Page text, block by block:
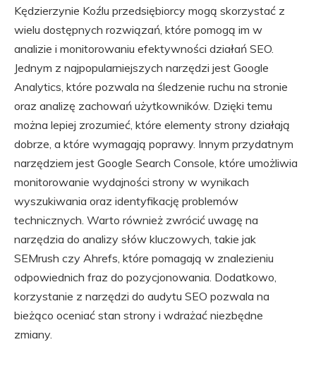
Kędzierzynie Koźlu przedsiębiorcy mogą skorzystać z
wielu dostępnych rozwiązań, które pomogą im w
analizie i monitorowaniu efektywności działań SEO.
Jednym z najpopularniejszych narzędzi jest Google
Analytics, które pozwala na śledzenie ruchu na stronie
oraz analizę zachowań użytkowników. Dzięki temu
można lepiej zrozumieć, które elementy strony działają
dobrze, a które wymagają poprawy. Innym przydatnym
narzędziem jest Google Search Console, które umożliwia
monitorowanie wydajności strony w wynikach
wyszukiwania oraz identyfikację problemów
technicznych. Warto również zwrócić uwagę na
narzędzia do analizy słów kluczowych, takie jak
SEMrush czy Ahrefs, które pomagają w znalezieniu
odpowiednich fraz do pozycjonowania. Dodatkowo,
korzystanie z narzędzi do audytu SEO pozwala na
bieżąco oceniać stan strony i wdrażać niezbędne
zmiany.